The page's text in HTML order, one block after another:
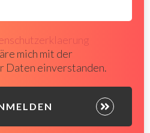
mich mit der
Daten einverstanden.